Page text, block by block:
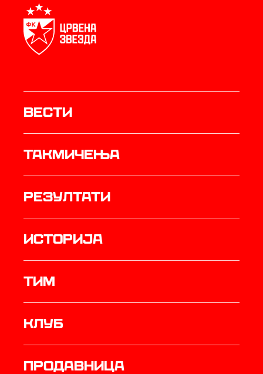
Вести
Такмичења
резултати
историја
ТИМ
Клуб
продавница